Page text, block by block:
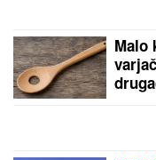
Malo